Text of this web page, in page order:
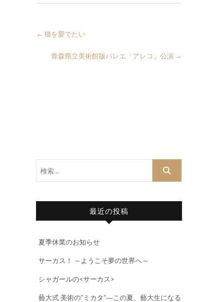
← 猫を愛でたい
青森県立美術館版バレエ「アレコ」公演 →
最近の投稿
夏季休業のお知らせ
サーカス！ ～ようこそ夢の世界へ～
シャガールの<サーカス>
藝大式 美術の”ミカタ”―この夏、藝大生になる